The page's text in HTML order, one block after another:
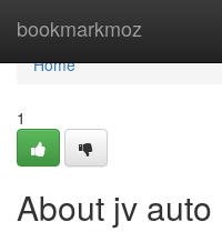
bookmarkmoz
Home
Home
1
About jv auto